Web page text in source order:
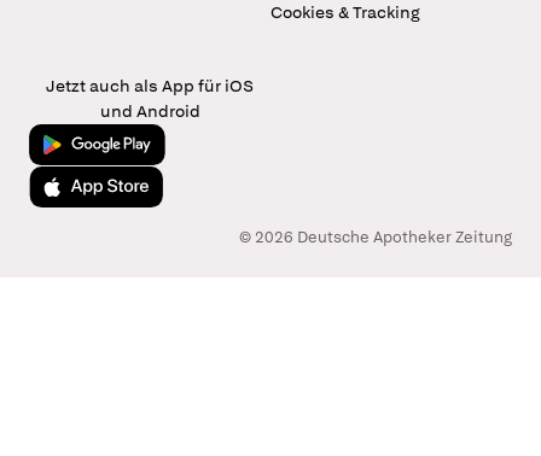
Cookies & Tracking
Jetzt auch als App für iOS
und Android
Jetzt bei Google Play
Laden im App Store
© 2026 Deutsche Apotheker Zeitung